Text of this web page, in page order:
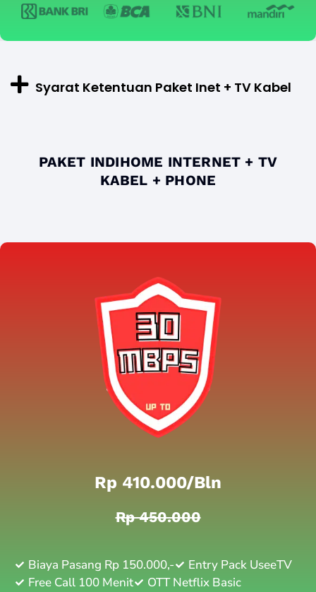
Syarat Ketentuan Paket Inet + TV Kabel
PAKET INDIHOME INTERNET + TV
KABEL + PHONE
Rp 410.000/bln
Rp 450.000
Biaya Pasang Rp 150.000,-
Entry Pack UseeTV
Free Call 100 Menit
OTT Netflix Basic